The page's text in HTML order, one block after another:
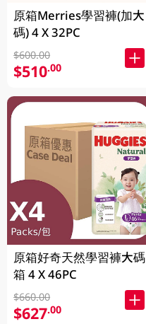
原箱Merries學習褲(加大
碼) 4 X 32PC
$600.00
$510.00
原箱好奇天然學習褲大碼
箱 4 X 46PC
$660.00
$627.00